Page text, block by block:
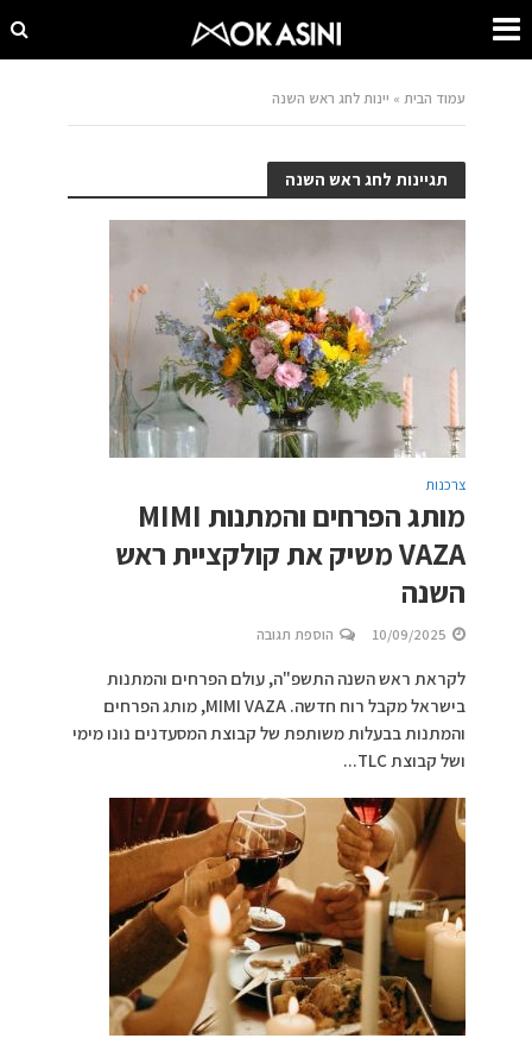
עמוד הבית » יינות לחג ראש השנה
תגיינות לחג ראש השנה
צרכנות
מותג הפרחים והמתנות MIMI
VAZA משיק את קולקציית ראש
השנה
10/09/2025 הוספת תגובה
לקראת ראש השנה התשפ"ה, עולם הפרחים והמתנות
בישראל מקבל רוח חדשה. MIMI VAZA, מותג הפרחים
והמתנות בבעלות משותפת של קבוצת המסעדנים נונו מימי
ושל קבוצת TLC...